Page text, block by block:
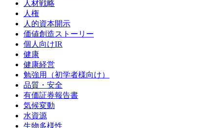
人材戦略
人権
人的資本開示
価値創造ストーリー
個人向けIR
健康
健康経営
勉強用（初学者様向け）
品質・安全
有価証券報告書
気候変動
水資源
生物多様性